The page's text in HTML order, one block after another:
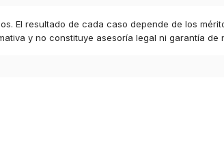
El resultado de cada caso depende de los
y no constituye asesoría legal ni garantía de